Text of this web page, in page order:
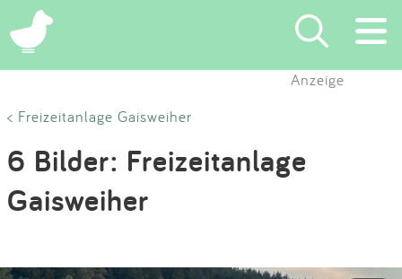
×
Suchen
Eintragen
Blog
Anzeige
< Freizeitanlage Gaisweiher
6 Bilder: Freizeitanlage
Gaisweiher